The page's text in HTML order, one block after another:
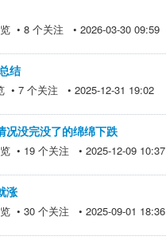
• 8 个关注 • 2026-03-30 09:59
结
• 7 个关注 • 2025-12-31 19:02
况没完没了的绵绵下跌
• 19 个关注 • 2025-12-09 10:37
涨
• 30 个关注 • 2025-09-01 18:36